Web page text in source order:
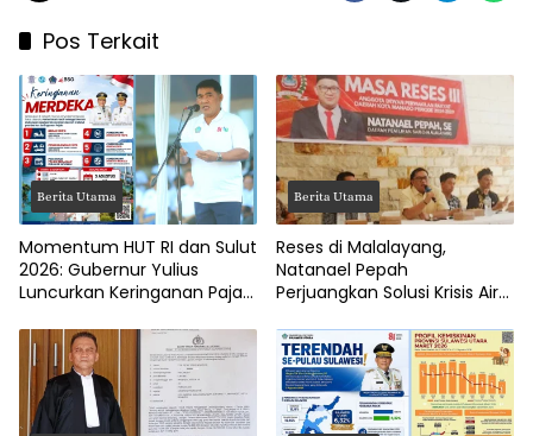
Pos Terkait
Berita Utama
Momentum HUT RI dan Sulut
2026: Gubernur Yulius
Luncurkan Keringanan Pajak
Berita Utama
Reses di Malalayang,
Natanael Pepah
Perjuangkan Solusi Krisis Air
DPRD Manado